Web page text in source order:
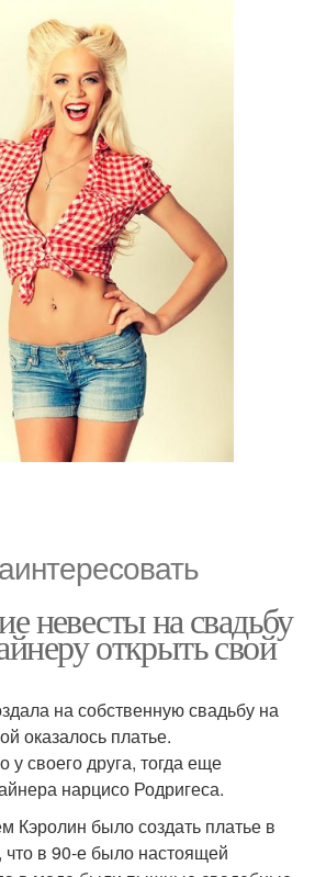
невесты на свадьбу
открыть свой
на собственную свадьбу на
оказалось платье.
у своего друга, тогда еще
нарцисо Родригеса.
Кэролин было создать платье в
в 90-е было настоящей